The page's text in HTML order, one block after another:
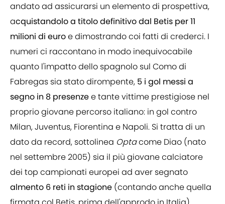
andato ad assicurarsi un elemento di prospettiva,
acquistandolo a titolo definitivo dal Betis per 11
milioni di euroe dimostrando coi fatti di crederci. I
numeri ci raccontano in modo inequivocabile
quanto l'impatto dello spagnolo sul Como di
Fabregas sia stato dirompente, 5 i gol messi a
segno in 8 presenzee tante vittime prestigiose nel
proprio giovane percorso italiano: in gol contro
Milan, Juventus, Fiorentina e Napoli. Si tratta di un
dato da record, sottolinea Optacome Diao (nato
nel settembre 2005) sia il più giovane calciatore
dei top campionati europei ad aver segnato
almento 6 reti in stagione (contando anche quella